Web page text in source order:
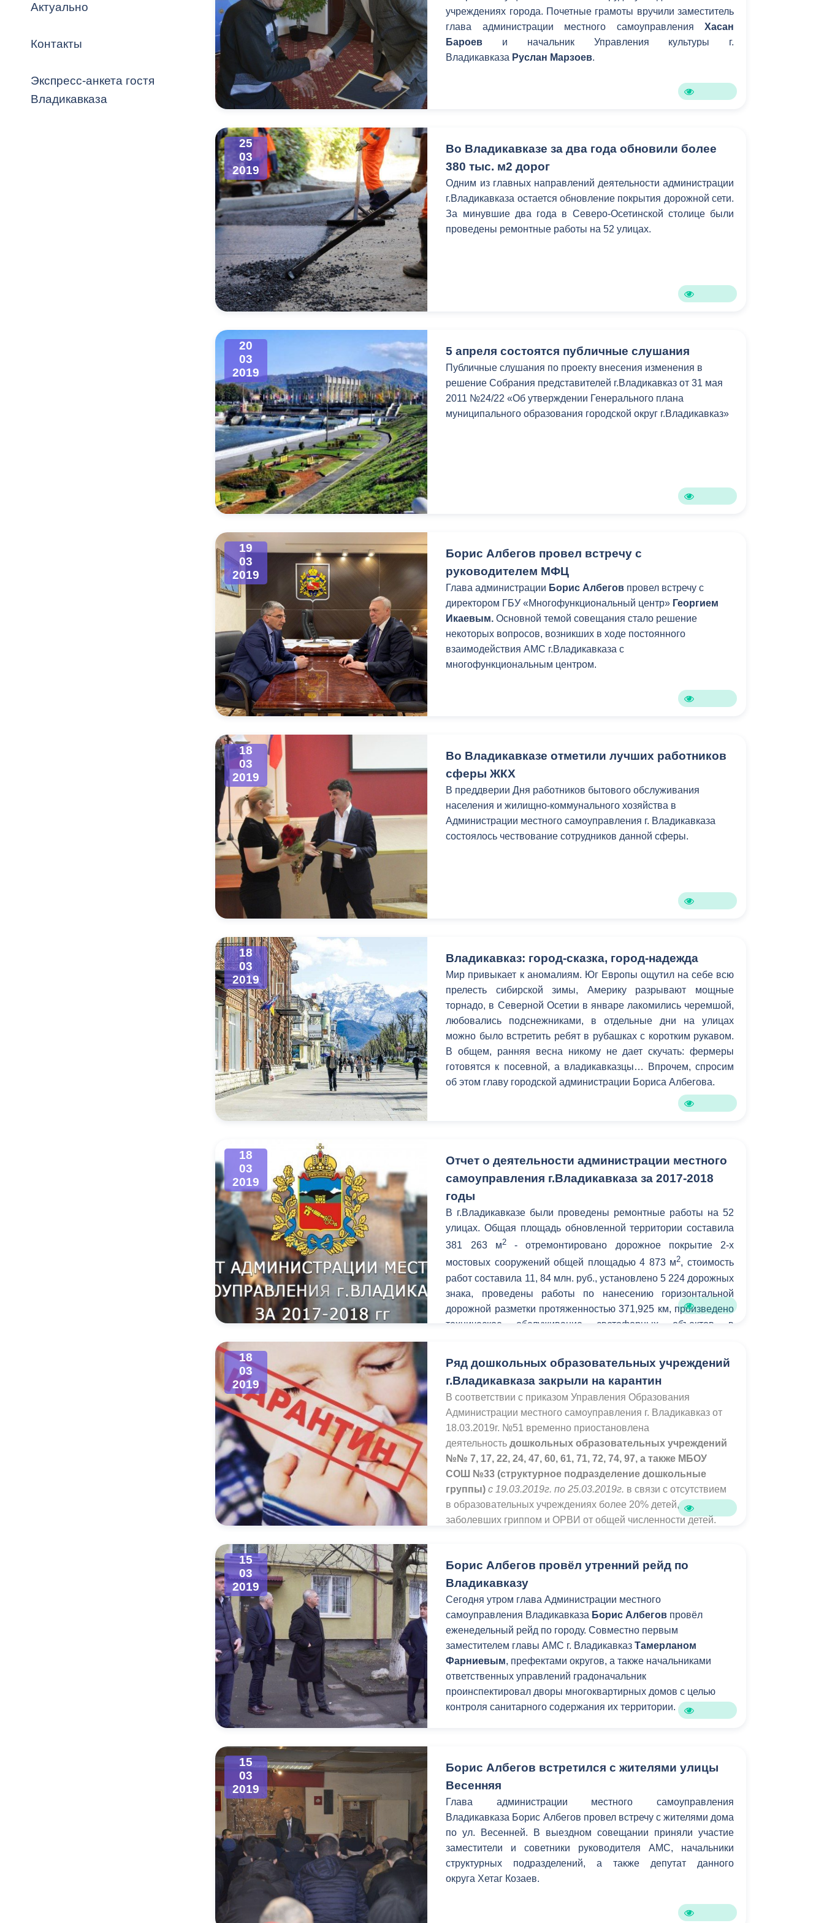
Владикавказ
Распоряжения, постановления Кадровая политика Противодействие коррупции
ОРВ и экспертиза НПА Контактная информация Градостроительная деятельность
Оценка деятельности органов
местного самоуправления
Списки граждан, состоящих на
учете в качестве нуждающихся в
улучшении жилищных условий по
Открытые данные
Общественное обсуждение
документов стратегического
планирования
чрезвычайных ситуациях
Незаконное строительство
Информация о результатах
проверок
Порядок обжалования решений и
действий органов местного
самоуправления
Муниципальный контроль Выборы 2026
Актуально
Контакты
Экспресс-анкета гостя
Владикавказа
учреждениях города. Почетные грамоты вручили заместитель
глава администрации местного самоуправления Хасан
Бароев и начальник Управления культуры г.
Владикавказа Руслан Марзоев.
25
03
2019
Во Владикавказе за два года обновили более
380 тыс. м2 дорог
Одним из главных направлений деятельности администрации
г.Владикавказа остается обновление покрытия дорожной сети.
За минувшие два года в Северо-Осетинской столице были
проведены ремонтные работы на 52 улицах.
20
03
2019
5 апреля состоятся публичные слушания
Публичные слушания по проекту внесения изменения в
решение Собрания представителей г.Владикавказот 31 мая
2011 №24/22 «Об утверждении Генерального плана
муниципального образования городской округ г.Владикавказ»
19
03
2019
Борис Албегов провел встречу с
руководителем МФЦ
Глава администрации Борис Албегов провел встречу с
директором ГБУ «Многофункциональный центр» Георгием
Икаевым. Основной темой совещания стало решение
некоторых вопросов, возникших в ходе постоянного
взаимодействия АМС г.Владикавказа с
многофункциональным центром.
18
03
2019
Во Владикавказе отметили лучших работников
сферы ЖКХ
В преддверии Дня работников бытового обслуживания
населения и жилищно-коммунального хозяйства в
Администрации местного самоуправления г. Владикавказа
состоялось чествование сотрудников данной сферы.
18
03
2019
Владикавказ: город-сказка, город-надежда
Мир привыкает к аномалиям. Юг Европы ощутил на себе всю
прелесть сибирской зимы, Америку разрывают мощные
торнадо, в Северной Осетии в январе лакомились черемшой,
любовались подснежниками, в отдельные дни на улицах
можно было встретить ребят в рубашках с коротким рукавом.
В общем, ранняя весна никому не дает скучать: фермеры
готовятся к посевной, а владикавказцы… Впрочем, спросим
об этом главу городской администрации Бориса Албегова.
18
03
2019
Отчет о деятельности администрации местного
самоуправления г.Владикавказа за 2017-2018
годы
В г.Владикавказе были проведены ремонтные работы на 52
улицах. Общая площадь обновленной территории составила
381 263 м2 - отремонтировано дорожное покрытие 2-х
мостовых сооружений общей площадью 4 873 м2, стоимость
работ составила 11, 84 млн. руб., установлено 5 224 дорожных
знака, проведены работы по нанесению горизонтальной
дорожной разметки протяженностью 371,925 км, произведено
техническое обслуживание светофорных объектов в
18
03
2019
Ряд дошкольных образовательных учреждений
г.Владикавказа закрыли на карантин
В соответствии с приказом Управления Образования
Администрации местного самоуправления г. Владикавказ от
18.03.2019г. №51 временно приостановлена
деятельностьдошкольных образовательных учреждений
№№ 7, 17, 22, 24, 47, 60, 61, 71, 72, 74, 97, а также МБОУ
СОШ №33 (структурное подразделение дошкольные
группы)с 19.03.2019г. по 25.03.2019г. в связи с отсутствием
в образовательных учреждениях более 20% детей,
заболевших гриппом и ОРВИ от общей численности детей.
15
03
2019
Борис Албегов провёл утренний рейд по
Владикавказу
Сегодня утром глава Администрации местного
самоуправления Владикавказа Борис Албегов провёл
еженедельный рейд по городу. Совместно первым
заместителем главы АМС г. ВладикавказТамерланом
Фарниевым, префектами округов, а также начальниками
ответственных управлений градоначальник
проинспектировал дворы многоквартирных домов с целью
контроля санитарного содержания их территории.
15
03
2019
Борис Албегов встретился с жителями улицы
Весенняя
Глава администрации местного самоуправления
Владикавказа Борис Албегов провел встречу с жителями дома
по ул. Весенней. В выездном совещании приняли участие
заместители и советники руководителя АМС, начальники
структурных подразделений, а также депутат данного
округа Хетаг Козаев.